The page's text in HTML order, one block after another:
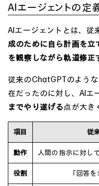
AIエージェントの定
AIエージェントとは、従
成のために自ら計画を
を観察しながら軌道修正
従来のChatGPTのよう
在だったのに対し、AIエ
までやり遂げる点が大き
項目 従
動作 人間の指示に対し
役割 「回答